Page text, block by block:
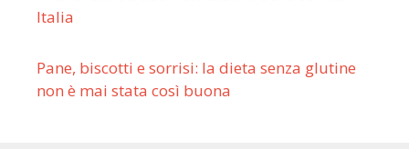
Italia
Pane, biscotti e sorrisi: la dieta senza glutine
non è mai stata così buona